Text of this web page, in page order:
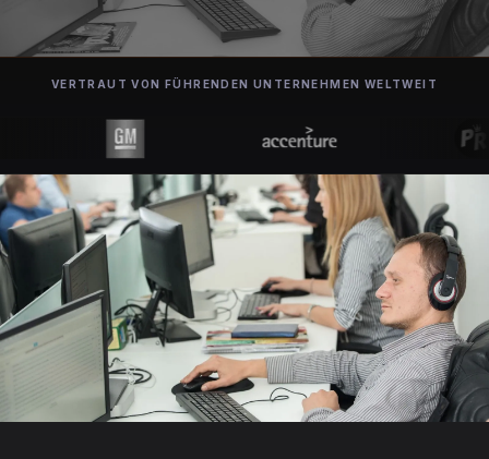
VERTRAUT VON FÜHRENDEN UNTERNEHMEN WELTWEIT